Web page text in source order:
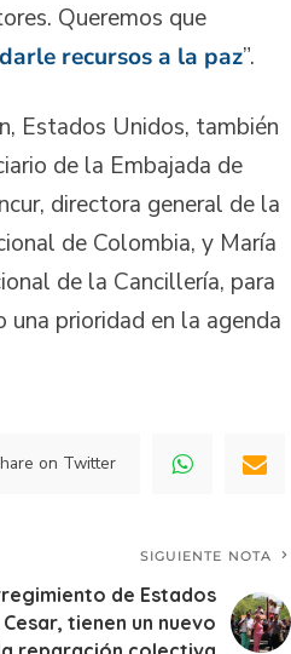
Queremos que
recursos a la paz”.
Estados Unidos, también
de la Embajada de
directora general de la
de Colombia, y María
de la Cancillería, para
prioridad en la agenda
on Twitter
SIGUIENTE NOTA
de Estados
tienen un nuevo